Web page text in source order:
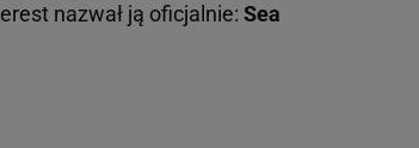
nazwał ją oficjalnie: Sea